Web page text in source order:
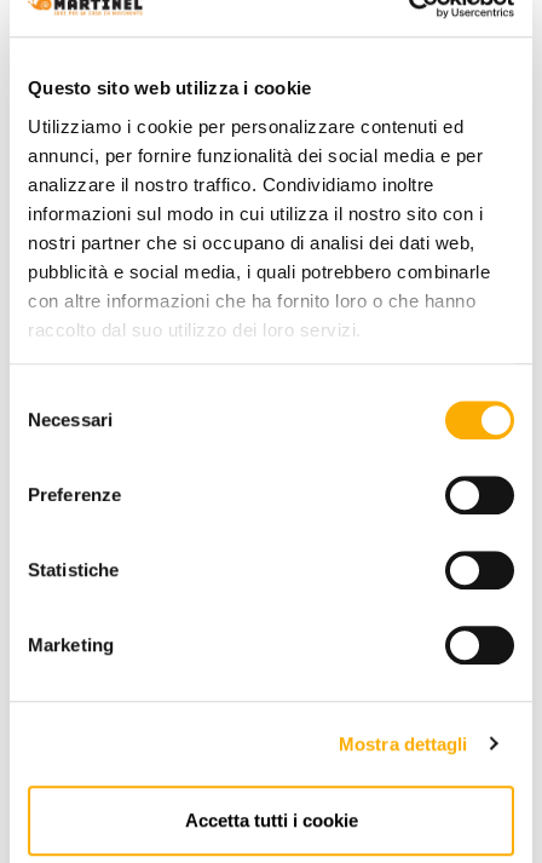
Questo sito web utilizza i cookie
Utilizziamo i cookie per personalizzare contenuti ed
annunci, per fornire funzionalità dei social media e per
analizzare il nostro traffico. Condividiamo inoltre
informazioni sul modo in cui utilizza il nostro sito con i
nostri partner che si occupano di analisi dei dati web,
pubblicità e social media, i quali potrebbero combinarle
con altre informazioni che ha fornito loro o che hanno
raccolto dal suo utilizzo dei loro servizi.
delNecessari
Preferenze
Statistiche
Marketing
Mostra dettagli
Accetta tutti i cookie
FINITURA STRUTTURA:
FINITURA RIVESTIMENTO:
COLORE:
INFORMAZIONI